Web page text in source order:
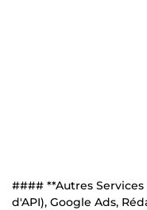
#### **Autres Services
d'API), Google Ads,